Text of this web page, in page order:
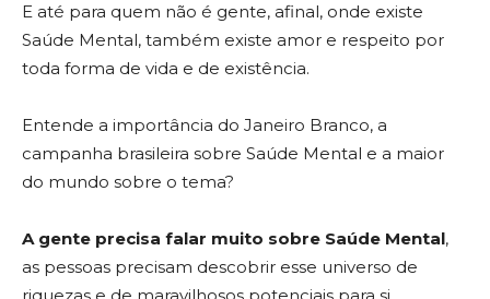
E até para quem não é gente, afinal, onde existe
Saúde Mental, também existe amor e respeito por
toda forma de vida e de existência.
Entende a importância do Janeiro Branco, a
campanha brasileira sobre Saúde Mental e a maior
do mundo sobre o tema?
A gente precisa falar muito sobre Saúde Mental,
as pessoas precisam descobrir esse universo de